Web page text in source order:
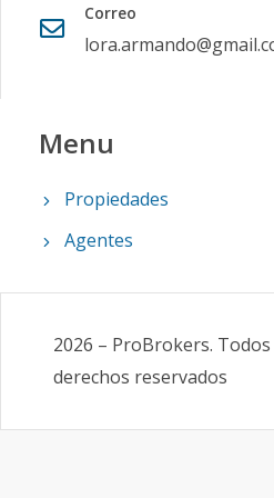
Correo
Menu
Propiedades
Agentes
2026 – ProBrokers.
derechos reservados